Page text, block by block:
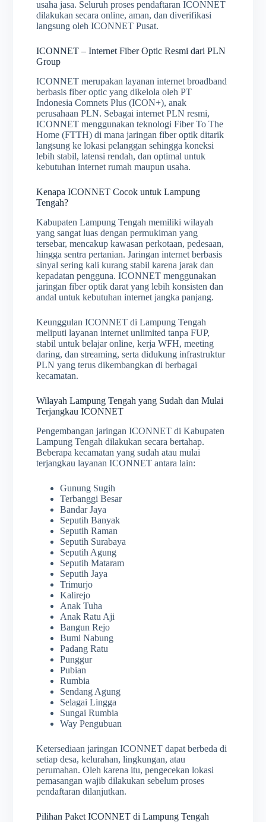
usaha jasa. Seluruh proses pendaftaran ICONNET
dilakukan secara online, aman, dan diverifikasi
langsung oleh ICONNET Pusat.
ICONNET – Internet Fiber Optic Resmi dari PLN
Group
ICONNET merupakan layanan internet broadband
berbasis fiber optic yang dikelola oleh PT
Indonesia Comnets Plus (ICON+), anak
perusahaan PLN. Sebagai internet PLN resmi,
ICONNET menggunakan teknologi Fiber To The
Home (FTTH) di mana jaringan fiber optik ditarik
langsung ke lokasi pelanggan sehingga koneksi
lebih stabil, latensi rendah, dan optimal untuk
kebutuhan internet rumah maupun usaha.
Kenapa ICONNET Cocok untuk Lampung
Tengah?
Kabupaten Lampung Tengah memiliki wilayah
yang sangat luas dengan permukiman yang
tersebar, mencakup kawasan perkotaan, pedesaan,
hingga sentra pertanian. Jaringan internet berbasis
sinyal sering kali kurang stabil karena jarak dan
kepadatan pengguna. ICONNET menggunakan
jaringan fiber optik darat yang lebih konsisten dan
andal untuk kebutuhan internet jangka panjang.
Keunggulan ICONNET di Lampung Tengah
meliputi layanan internet unlimited tanpa FUP,
stabil untuk belajar online, kerja WFH, meeting
daring, dan streaming, serta didukung infrastruktur
PLN yang terus dikembangkan di berbagai
kecamatan.
Wilayah Lampung Tengah yang Sudah dan Mulai
Terjangkau ICONNET
Pengembangan jaringan ICONNET di Kabupaten
Lampung Tengah dilakukan secara bertahap.
Beberapa kecamatan yang sudah atau mulai
terjangkau layanan ICONNET antara lain:
Gunung Sugih
Terbanggi Besar
Bandar Jaya
Seputih Banyak
Seputih Raman
Seputih Surabaya
Seputih Agung
Seputih Mataram
Seputih Jaya
Trimurjo
Kalirejo
Anak Tuha
Anak Ratu Aji
Bangun Rejo
Bumi Nabung
Padang Ratu
Punggur
Pubian
Rumbia
Sendang Agung
Selagai Lingga
Sungai Rumbia
Way Pengubuan
Ketersediaan jaringan ICONNET dapat berbeda di
setiap desa, kelurahan, lingkungan, atau
perumahan. Oleh karena itu, pengecekan lokasi
pemasangan wajib dilakukan sebelum proses
pendaftaran dilanjutkan.
Pilihan Paket ICONNET di Lampung Tengah